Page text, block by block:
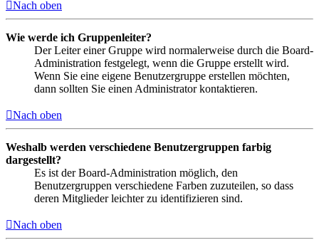
Nach oben
Wie werde ich Gruppenleiter?
Der Leiter einer Gruppe wird normalerweise durch die Board-
Administration festgelegt, wenn die Gruppe erstellt wird.
Wenn Sie eine eigene Benutzergruppe erstellen möchten,
dann sollten Sie einen Administrator kontaktieren.
Nach oben
Weshalb werden verschiedene Benutzergruppen farbig
dargestellt?
Es ist der Board-Administration möglich, den
Benutzergruppen verschiedene Farben zuzuteilen, so dass
deren Mitglieder leichter zu identifizieren sind.
Nach oben